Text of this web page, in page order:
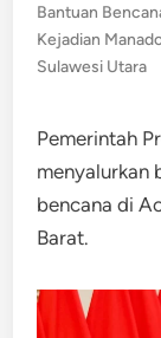
in
Bantuan
Kejadian
Sulawesi Utara
Pemerintah
menyalurkan
bencana di
Barat.